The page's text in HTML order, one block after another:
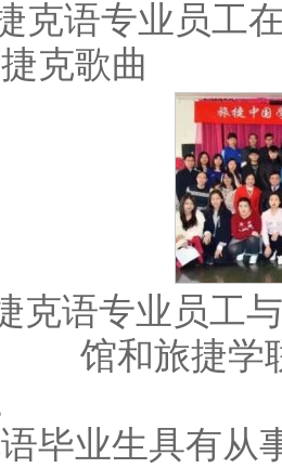
克语专业员工
克歌曲
克语专业员工
馆和旅捷学
毕业生具有从